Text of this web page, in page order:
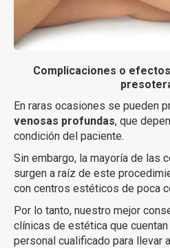
Complicaciones o
En raras ocasiones se pueden
venosas profundas, que
condición del paciente.
Sin embargo, la mayoría de las
surgen a raíz de este
con centros estéticos de poca
Por lo tanto, nuestro mejor
clínicas de estética que
personal cualificado para llevar